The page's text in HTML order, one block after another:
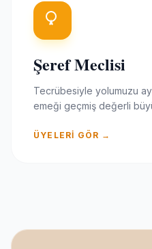
Şeref Meclisi
Tecrübesiyle yolumuzu
emeği geçmiş değerli
ÜYELERI GÖR →